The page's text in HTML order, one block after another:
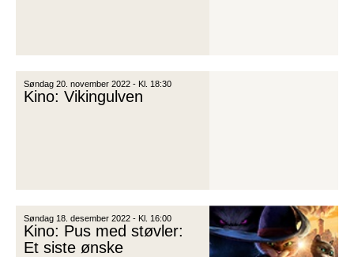
Søndag 20. november 2022 - Kl. 18:30
Kino: Vikingulven
Søndag 18. desember 2022 - Kl. 16:00
Kino: Pus med støvler:
Et siste ønske